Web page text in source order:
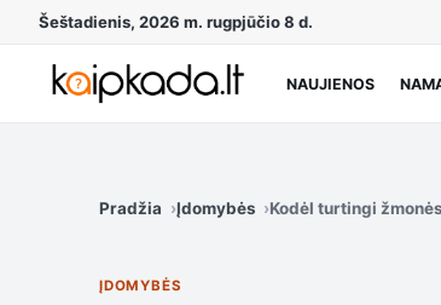
Šeštadienis, 2026 m. rugpjūčio 8 d.
NAUJIENOS
Pradžia Įdomybės Kodėl turtingi
ĮDOMYBĖS